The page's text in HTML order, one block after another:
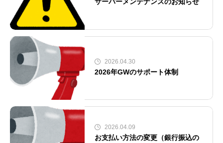
2026.04.30
2026年GWのサポート体制
2026.04.09
お支払い方法の変更（銀行振込の